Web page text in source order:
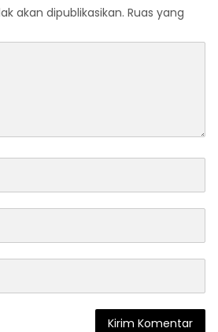
akan dipublikasikan. Ruas yang